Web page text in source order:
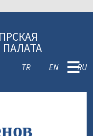
ПАЛАТА
TR EN RU
☰